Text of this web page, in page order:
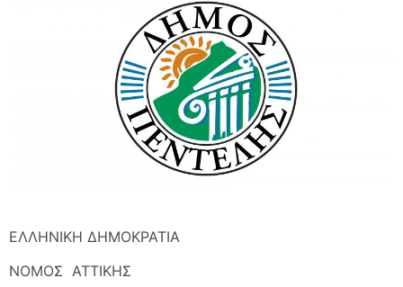
ΕΛΛΗΝΙΚΗ ΔΗΜΟΚΡΑΤΙΑ
ΝΟΜOΣ ΑΤΤΙΚΗΣ